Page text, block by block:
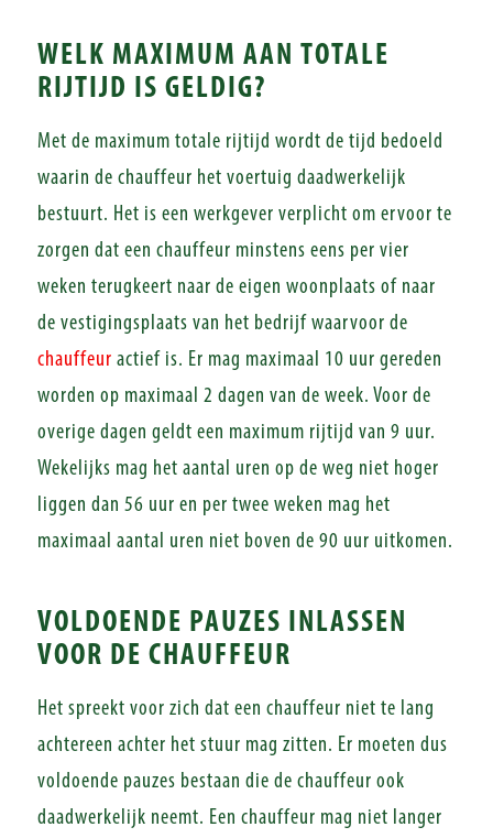
WELK MAXIMUM AAN TOTALE
RIJTIJD IS GELDIG?
Met de maximum totale rijtijd wordt de tijd bedoeld
waarin de chauffeur het voertuig daadwerkelijk
bestuurt. Het is een werkgever verplicht om ervoor te
zorgen dat een chauffeur minstens eens per vier
weken terugkeert naar de eigen woonplaats of naar
de vestigingsplaats van het bedrijf waarvoor de
chauffeur actief is. Er mag maximaal 10 uur gereden
worden op maximaal 2 dagen van de week. Voor de
overige dagen geldt een maximum rijtijd van 9 uur.
Wekelijks mag het aantal uren op de weg niet hoger
liggen dan 56 uur en per twee weken mag het
maximaal aantal uren niet boven de 90 uur uitkomen.
VOLDOENDE PAUZES INLASSEN
VOOR DE CHAUFFEUR
Het spreekt voor zich dat een chauffeur niet te lang
achtereen achter het stuur mag zitten. Er moeten dus
voldoende pauzes bestaan die de chauffeur ook
daadwerkelijk neemt. Een chauffeur mag niet langer